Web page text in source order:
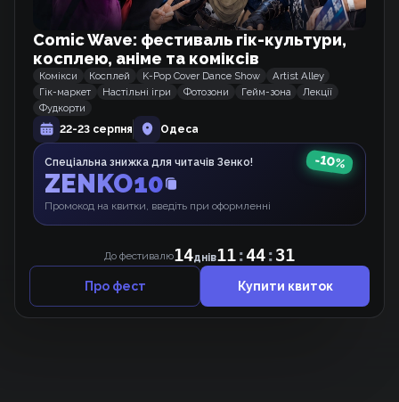
Манхва
Принцеса-віщунка
Дурнощі Тваринок
Вебкомікс
Comic Wave: фестиваль гік-культури,
косплею, аніме та коміксів
Комікси Косплей K-Pop Cover Dance Show
Artist Alley
Гік-маркет
Настільні ігри Фотозони Гейм-зона
Лекції
Фудкорти
22-23 серпня
Одеса
Спеціальна знижка для читачів Зенко!
ZENKO10
Промокод на квитки, введіть при оформленні
-10%
До фестивалю14днів11:44:31
Про фест Купити квиток